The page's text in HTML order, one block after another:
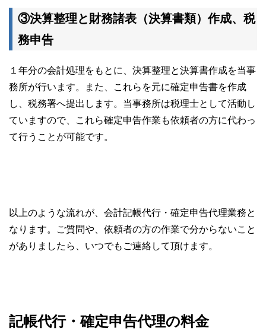
③決算整理と財務諸表（決算書類）作成、税
務申告
１年分の会計処理をもとに、決算整理と決算書作成を当事
務所が行います。また、これらを元に確定申告書を作成
し、税務署へ提出します。当事務所は税理士として活動し
ていますので、これら確定申告作業も依頼者の方に代わっ
て行うことが可能です。
以上のような流れが、会計記帳代行・確定申告代理業務と
なります。ご質問や、依頼者の方の作業で分からないこと
がありましたら、いつでもご連絡して頂けます。
記帳代行・確定申告代理の料金